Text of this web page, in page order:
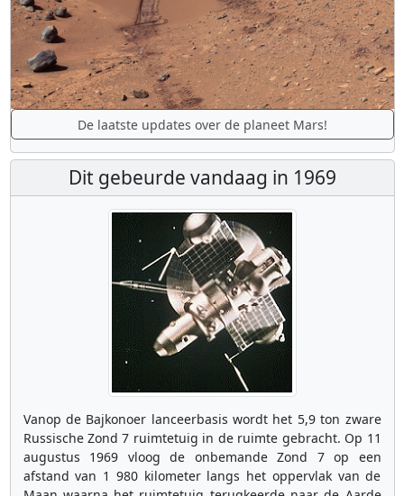
De laatste updates over de planeet Mars!
Dit gebeurde vandaag in 1969
Vanop de Bajkonoer lanceerbasis wordt het 5,9 ton zware
Russische Zond 7 ruimtetuig in de ruimte gebracht. Op 11
augustus 1969 vloog de onbemande Zond 7 op een
afstand van 1 980 kilometer langs het oppervlak van de